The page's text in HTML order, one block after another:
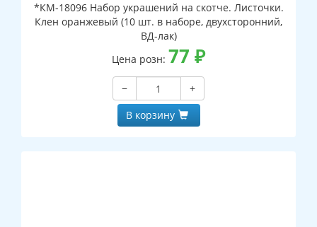
*КМ-18096 Набор украшений на скотче. Листочки.
Клен оранжевый (10 шт. в наборе, двухсторонний,
ВД-лак)
Цена розн: 77 ₽
−
+
В корзину